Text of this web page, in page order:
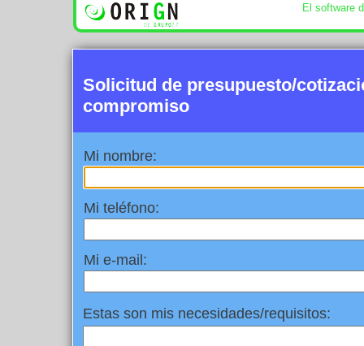
El software
Solicitud de presupuesto/
compromiso
Mi nombre:
Mi teléfono:
Mi e-mail:
Estas son mis necesidades/requisitos: